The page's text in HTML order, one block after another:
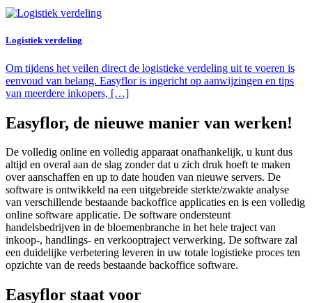
Logistiek verdeling
Om tijdens het veilen direct de logistieke verdeling uit te voeren is
eenvoud van belang. Easyflor is ingericht op aanwijzingen en tips
van meerdere inkopers, […]
Easyflor, de nieuwe manier van werken!
De volledig online en volledig apparaat onafhankelijk, u kunt dus
altijd en overal aan de slag zonder dat u zich druk hoeft te maken
over aanschaffen en up to date houden van nieuwe servers. De
software is ontwikkeld na een uitgebreide sterkte/zwakte analyse
van verschillende bestaande backoffice applicaties en is een volledig
online software applicatie. De software ondersteunt
handelsbedrijven in de bloemenbranche in het hele traject van
inkoop-, handlings- en verkooptraject verwerking. De software zal
een duidelijke verbetering leveren in uw totale logistieke proces ten
opzichte van de reeds bestaande backoffice software.
Easyflor staat voor